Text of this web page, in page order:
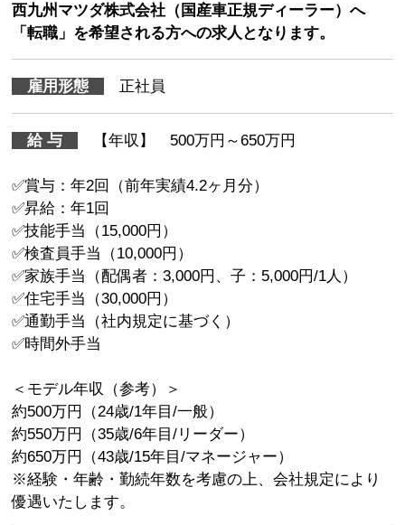
西九州マツダ株式会社（国産車正規ディーラー）へ
「転職」を希望される方への求人となります。
雇用形態 正社員
給 与 【年収】 500万円～650万円
✅賞与：年2回（前年実績4.2ヶ月分）
✅昇給：年1回
✅技能手当（15,000円）
✅検査員手当（10,000円）
✅家族手当（配偶者：3,000円、子：5,000円/1人）
✅住宅手当（30,000円）
✅通勤手当（社内規定に基づく）
✅時間外手当
＜モデル年収（参考）＞
約500万円（24歳/1年目/一般）
約550万円（35歳/6年目/リーダー）
約650万円（43歳/15年目/マネージャー）
※経験・年齢・勤続年数を考慮の上、会社規定により
優遇いたします。